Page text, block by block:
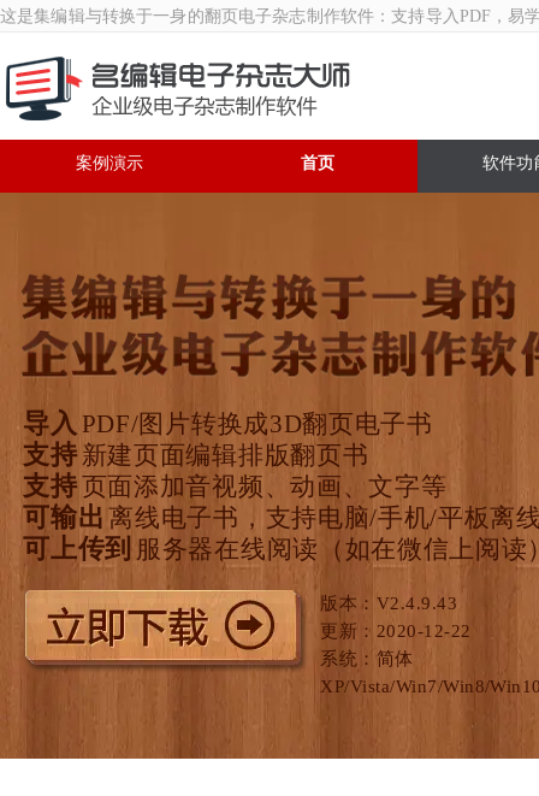
这是集编辑与转换于一身的翻页 电子杂志制作软件 ：支持导入PDF，易
首页
案例演示 软件功
导入 PDF/图片转换成3D翻页电子书
支持 新建页面编辑排版翻页书
支持页面添加音视频、动画、文字等
可输出 离线电子书，支持电脑/手机/平板离
可上传到 服务器在线阅读（如在微信上阅读
版本：V2.4.9.43
更新：2020-12-22
系统：简体
XP/Vista/Win7/Win8/